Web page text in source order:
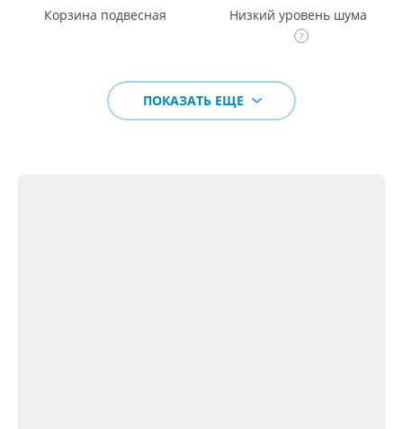
Корзина подвесная Низкий уровень шума
ПОКАЗАТЬ ЕЩЕ